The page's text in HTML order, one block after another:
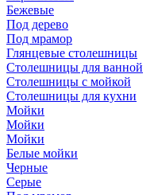
Бежевые
Под дерево
Под мрамор
Глянцевые столешницы
Столешницы для ванной
Столешницы с мойкой
Столешницы для кухни
Мойки
Мойки
Мойки
Белые мойки
Черные
Серые